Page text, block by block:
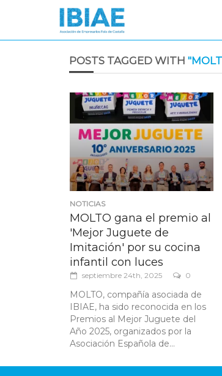
POSTS TAGGED WITH
NOTICIAS
MOLTO gana el premio al
'Mejor Juguete de
Imitación' por su cocina
infantil con luces
septiembre 24th, 2025 0
MOLTO, compañía asociada de
IBIAE, ha sido reconocida en los
Premios al Mejor Juguete del
Año 2025, organizados por la
Asociación Española de...